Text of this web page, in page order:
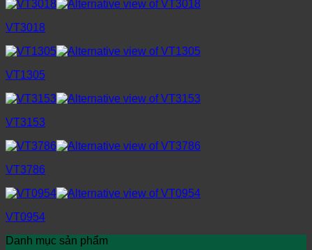
VT3018
VT1305
VT3153
VT3786
VT0954
Danh mục sản phẩm